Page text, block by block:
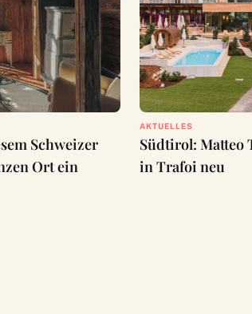
Schweizer
Ort ein
AKTUELLES
Südtirol: Matteo
in Trafoi neu